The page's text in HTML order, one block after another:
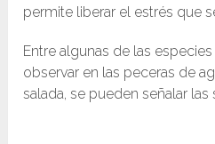
permite liberar el estrés que
Entre algunas de las
observar en las peceras de
salada, se pueden señalar las